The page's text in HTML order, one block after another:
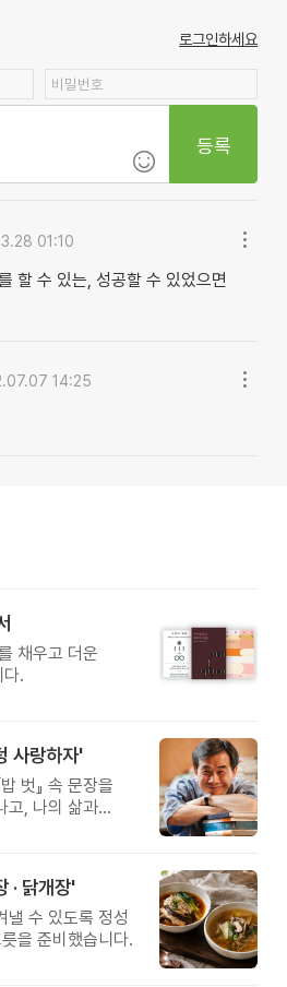
로그인하세요
등록
01:10
할 수 있는, 성공할 수 있었으면
14:25
채우고 더운
다.
사랑하자'
벗』 속 문장을
고, 나의 삶과
· 닭개장'
낼 수 있도록 정성
을 준비했습니다.